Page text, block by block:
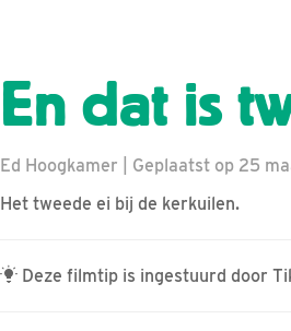
En dat is
Ed Hoogkamer | Geplaatst op 25
Het tweede ei bij de kerkuilen.
Deze filmtip is ingestuurd door